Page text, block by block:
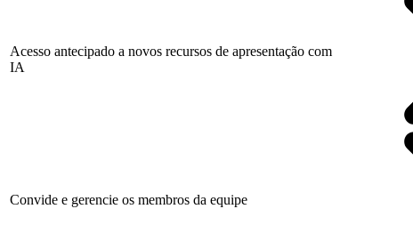
Acesso antecipado a novos recursos de apresentação com
IA
Convide e gerencie os membros da equipe